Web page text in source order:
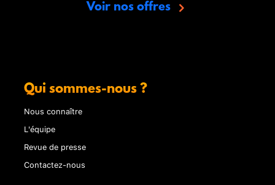
Voir nos offres
Qui sommes-nous ?
Nous connaître
L'équipe
Revue de presse
Contactez-nous